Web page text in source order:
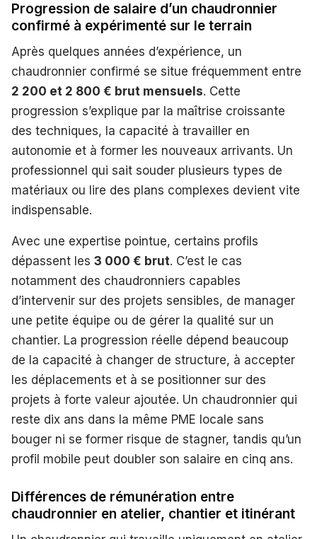
Progression de salaire d’un chaudronnier
confirmé à expérimenté sur le terrain
Après quelques années d’expérience, un
chaudronnier confirmé se situe fréquemment entre
2 200 et 2 800 € brut mensuels. Cette
progression s’explique par la maîtrise croissante
des techniques, la capacité à travailler en
autonomie et à former les nouveaux arrivants. Un
professionnel qui sait souder plusieurs types de
matériaux ou lire des plans complexes devient vite
indispensable.
Avec une expertise pointue, certains profils
dépassent les 3 000 € brut. C’est le cas
notamment des chaudronniers capables
d’intervenir sur des projets sensibles, de manager
une petite équipe ou de gérer la qualité sur un
chantier. La progression réelle dépend beaucoup
de la capacité à changer de structure, à accepter
les déplacements et à se positionner sur des
projets à forte valeur ajoutée. Un chaudronnier qui
reste dix ans dans la même PME locale sans
bouger ni se former risque de stagner, tandis qu’un
profil mobile peut doubler son salaire en cinq ans.
Différences de rémunération entre
chaudronnier en atelier, chantier et itinérant